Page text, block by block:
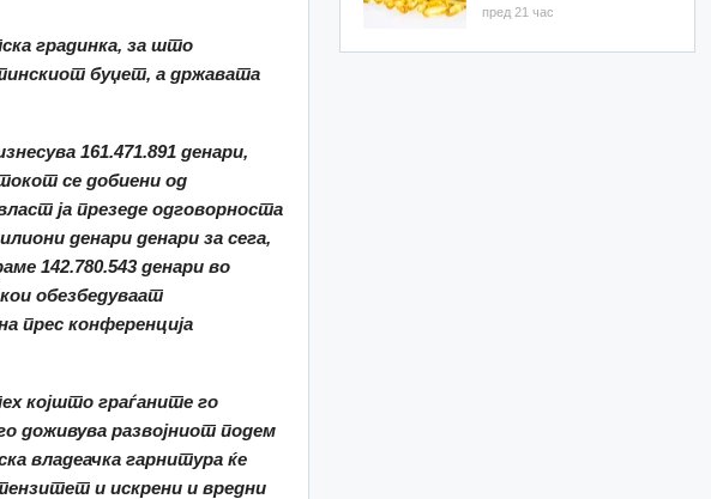
градинка, за што
буџет, а државата
161.471.891 денари,
се добиени од
ја презеде одговорноста
денари денариза сега,
ме 142.780.543 денари во
обезбедуваат
прес конференција
којшто граѓаните го
доживува развојниот подем
владеачка гарнитура ќе
и искрени и вредни
пред 21 час